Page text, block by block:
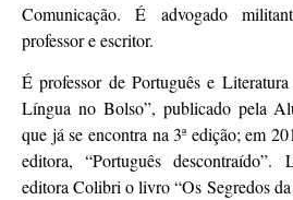
Comunicação. É advogado
professor e escritor.
É professor de Português e
Língua no Bolso”, publicado pela
que já se encontra na 3ª edição; em
editora, “Português
editora Colibri o livro “Os Segredos